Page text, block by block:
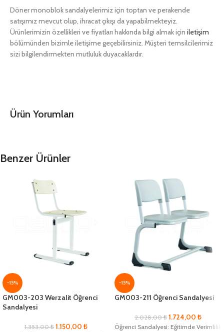
Döner monoblok sandalyelerimiz için toptan ve perakende
satışımız mevcut olup, ihracat çıkışı da yapabilmekteyiz.
Ürünlerimizin özellikleri ve fiyatları hakkında bilgi almak için iletişim
bölümünden bizimle iletişime geçebilirsiniz. Müşteri temsilcilerimiz
sizi bilgilendirmekten mutluluk duyacaklardır.
Ürün Yorumları
Benzer Ürünler
-15%
GM003-203 Werzalit Öğrenci
Sandalyesi
1.353,00₺ 1.150,00 ₺
-15%
GM003-211 Öğrenci Sandalyesi
2.028,00₺ 1.724,00 ₺
Öğrenci Sandalyesi: Eğitimde Verimlilik